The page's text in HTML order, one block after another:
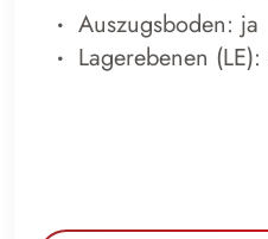
Auszugsboden: ja
Lagerebenen (LE):